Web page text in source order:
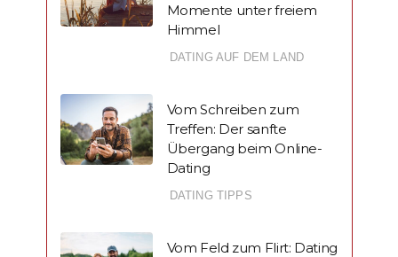
Momente unter freiem
Himmel
DATING AUF DEM LAND
Vom Schreiben zum
Treffen: Der sanfte
Übergang beim Online-
Dating
DATING TIPPS
Vom Feld zum Flirt: Dating